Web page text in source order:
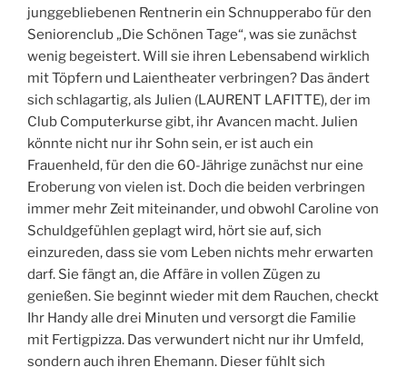
junggebliebenen Rentnerin ein Schnupperabo für den
Seniorenclub „Die Schönen Tage“, was sie zunächst
wenig begeistert. Will sie ihren Lebensabend wirklich
mit Töpfern und Laientheater verbringen? Das ändert
sich schlagartig, als Julien (LAURENT LAFITTE), der im
Club Computerkurse gibt, ihr Avancen macht. Julien
könnte nicht nur ihr Sohn sein, er ist auch ein
Frauenheld, für den die 60-Jährige zunächst nur eine
Eroberung von vielen ist. Doch die beiden verbringen
immer mehr Zeit miteinander, und obwohl Caroline von
Schuldgefühlen geplagt wird, hört sie auf, sich
einzureden, dass sie vom Leben nichts mehr erwarten
darf. Sie fängt an, die Affäre in vollen Zügen zu
genießen. Sie beginnt wieder mit dem Rauchen, checkt
Ihr Handy alle drei Minuten und versorgt die Familie
mit Fertigpizza. Das verwundert nicht nur ihr Umfeld,
sondern auch ihren Ehemann. Dieser fühlt sich